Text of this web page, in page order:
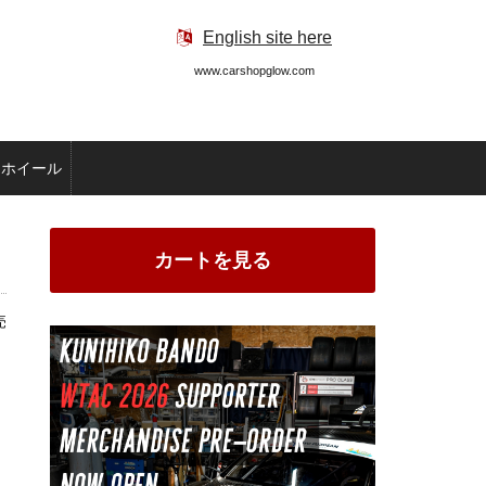
English site here
www.carshopglow.com
ホイール
カートを見る